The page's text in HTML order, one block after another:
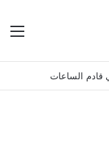
قادم الساعات